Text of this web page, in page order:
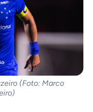
(Foto: Marco